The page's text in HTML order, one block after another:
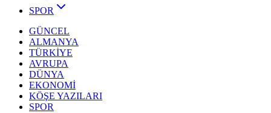
SPOR
GÜNCEL
ALMANYA
TÜRKİYE
AVRUPA
DÜNYA
EKONOMİ
KÖŞE YAZILARI
SPOR